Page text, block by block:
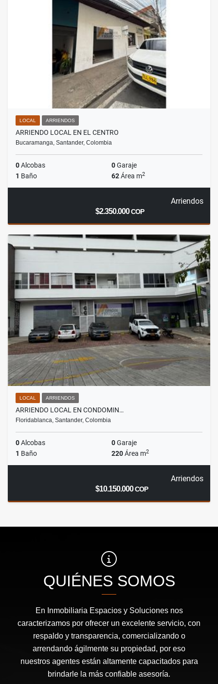
LOCAL ARRIENDOS
ARRIENDO LOCAL EN EL CENTRO
Bucaramanga, Santander, Colombia
0Alcobas 0Garaje
1 Baño 62Área m2
Arriendos
$2.350.000COP
LOCAL ARRIENDOS
ARRIENDO LOCAL EN CONDOMIN…
Floridablanca, Santander, Colombia
0Alcobas 0Garaje
1 Baño 220Área m2
Arriendos
$10.150.000COP
QUIÉNES SOMOS
En Inmobiliaria Espacios y Soluciones nos
caracterizamos por ofrecer un excelente servicio, con
respaldo y transparencia, comercializando o
arrendando ágilmente su propiedad, por eso
nuestros agentes están altamente capacitados para
brindarle la más confiable asesoría.